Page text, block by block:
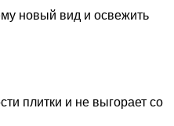
новый вид и освежить
плитки и не выгорает со